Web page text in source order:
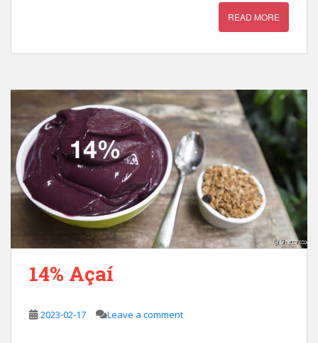
READ MORE
14% Açaí
2023-02-17 Leave a comment